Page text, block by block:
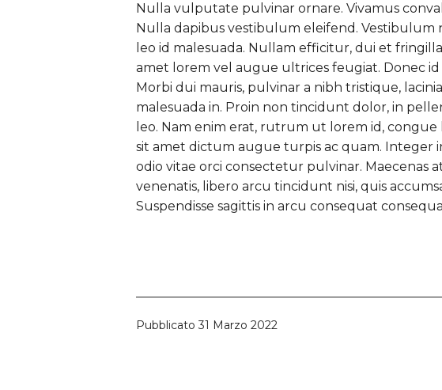
Nulla vulputate pulvinar ornare. Vivamus
Nulla dapibus vestibulum eleifend. Vestibulum
leo id malesuada. Nullam efficitur, dui et
amet lorem vel augue ultrices feugiat. Donec
Morbi dui mauris, pulvinar a nibh tristique,
malesuada in. Proin non tincidunt dolor, in
leo. Nam enim erat, rutrum ut lorem id,
sit amet dictum augue turpis ac quam. Integer
odio vitae orci consectetur pulvinar. Maecenas
venenatis, libero arcu tincidunt nisi, quis
Suspendisse sagittis in arcu consequat
Pubblicato31 Marzo 2022